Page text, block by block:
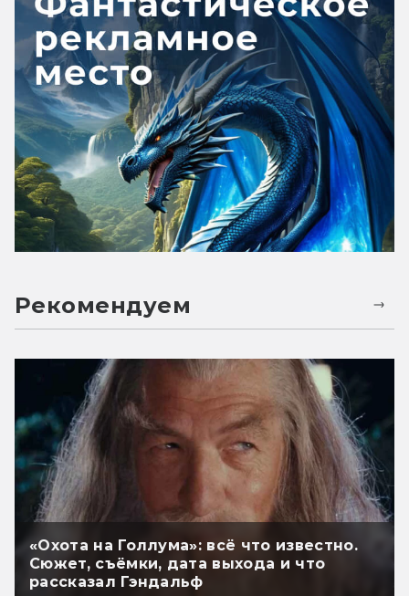
Рекомендуем
«Охота на Голлума»: всё что известно.
Сюжет, съёмки, дата выхода и что
рассказал Гэндальф